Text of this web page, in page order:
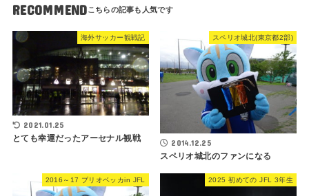
RECOMMEND
海外サッカー観戦記
2021.01.25
とても幸運だったアーセナル観戦
スペリオ城北(東京都2部)
2014.12.25
スペリオ城北のファンになる
2016～17 ブリオベッカin JFL 2025 初めての JFL 3年生